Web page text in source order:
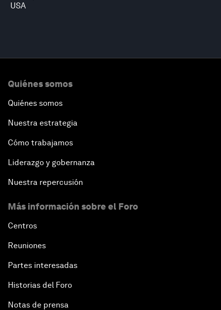
USA
Quiénes somos
Quiénes somos
Nuestra estrategia
Cómo trabajamos
Liderazgo y gobernanza
Nuestra repercusión
Más información sobre el Foro
Centros
Reuniones
Partes interesadas
Historias del Foro
Notas de prensa